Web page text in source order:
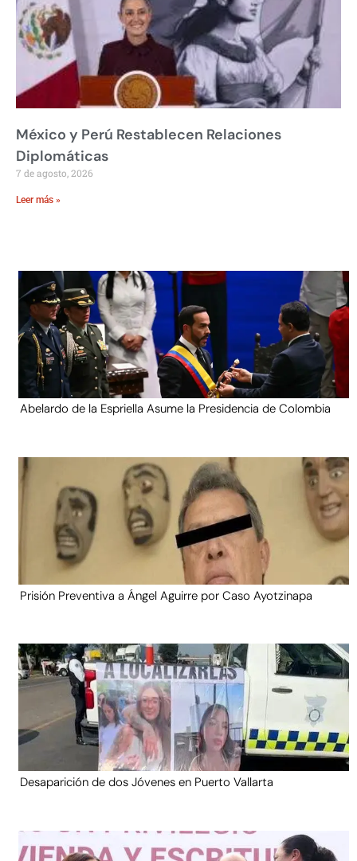
México y Perú Restablecen Relaciones
Diplomáticas
7 de agosto, 2026
Leer más »
Abelardo de la Espriella Asume la Presidencia de Colombia
Prisión Preventiva a Ángel Aguirre por Caso Ayotzinapa
Desaparición de dos Jóvenes en Puerto Vallarta